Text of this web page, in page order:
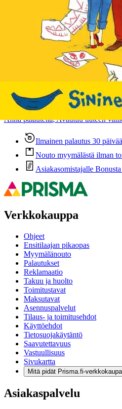
Ominaisuudet
Oletko tyytyväinen
Ovatko tuotetiedot riittävät? Jos
voisi muuten parantaa, anna
Anna palautetta,Avautuu uuteen
Ilmainen palautus 30
Nouto myymälästä ilman
Asiakasomistajalle
Verkkokauppa
Ohjeet
Ensitilaajan pikaopas
Myymälänouto
Palautukset
Reklamaatio
Takuu ja huolto
Toimitustavat
Maksutavat
Asennuspalvelut
Tilaus- ja toimitusehdot
Käyttöehdot
Tietosuojakäytäntö
Saavutettavuus
Vastuullisuus
Sivukartta
Mitä pidät Prisma.fi-
Asiakaspalvelu